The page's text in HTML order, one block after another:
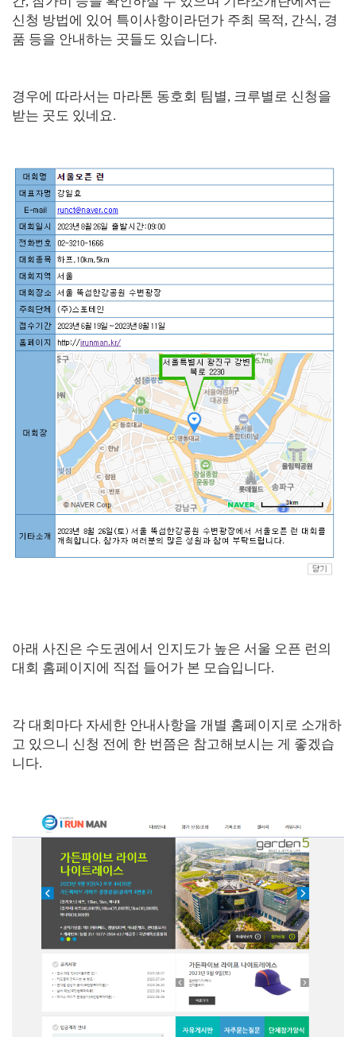
신청 방법에 있어 특이사항이라던가 주최 목적, 간식, 경
품 등을 안내하는 곳들도 있습니다.
경우에 따라서는 마라톤 동호회 팀별, 크루별로 신청을
받는 곳도 있네요.
아래 사진은 수도권에서 인지도가 높은 서울 오픈 런의
대회 홈페이지에 직접 들어가 본 모습입니다.
각 대회마다 자세한 안내사항을 개별 홈페이지로 소개하
고 있으니 신청 전에 한 번쯤은 참고해보시는 게 좋겠습
니다.